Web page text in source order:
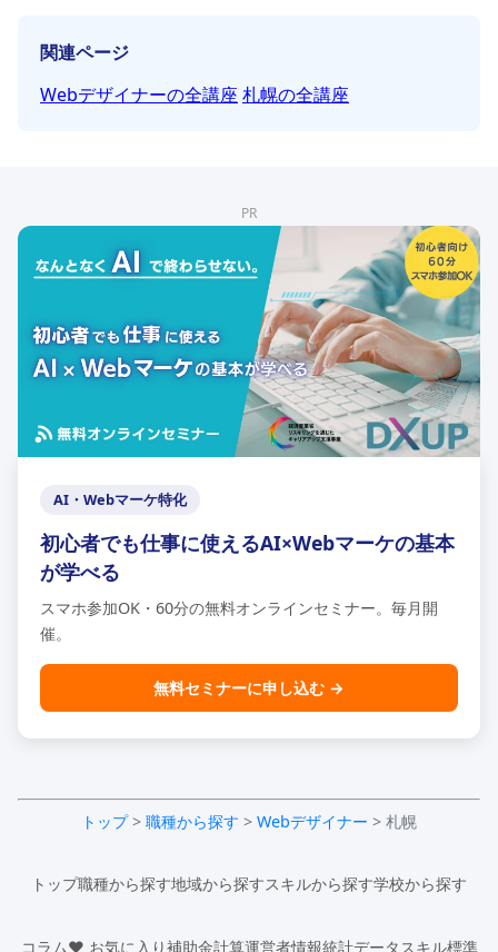
関連ページ
Webデザイナーの全講座 札幌の全講座
PR
AI・Webマーケ特化
初心者でも仕事に使えるAI×Webマーケの基本
が学べる
スマホ参加OK・60分の無料オンラインセミナー。毎月開
催。
無料セミナーに申し込む →
トップ> 職種から探す > Webデザイナー > 札幌
トップ職種から探す地域から探すスキルから探す学校から探す
コラム♥ お気に入り補助金計算運営者情報統計データ スキル標準